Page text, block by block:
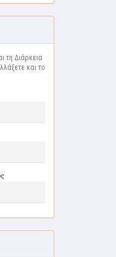
τη Διάρκεια
και το